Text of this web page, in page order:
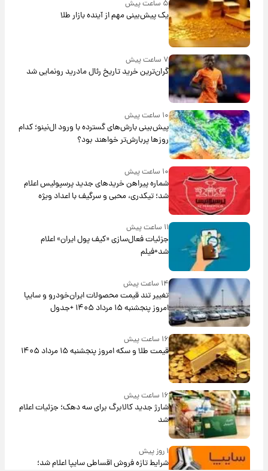
۵ ساعت پیش
یک پیش‌بینی مهم از آینده بازار طلا
۷ ساعت پیش
گران‌ترین خرید تاریخ رئال مادرید رونمایی شد
۱۰ ساعت پیش
پیش‌بینی بارش‌های گسترده با ورود ال‌نینو؛ کدام
روزها پربارش‌تر خواهند بود؟
۱۰ ساعت پیش
شماره پیراهن خریدهای جدید پرسپولیس اعلام
شد؛ تیکدری، محبی و سرگیف با اعداد ویژه
۱۱ ساعت پیش
جزئیات فعال‌سازی «کیف پول ایران» اعلام
شد+فیلم
۱۴ ساعت پیش
تغییر تند قیمت محصولات ایران‌خودرو و سایپا
امروز پنجشنبه ۱۵ مرداد ۱۴۰۵ +جدول
۱۶ ساعت پیش
قیمت طلا و سکه امروز پنجشنبه ۱۵ مرداد ۱۴۰۵
۱۶ ساعت پیش
شارژ جدید کالابرگ برای سه دهک؛ جزئیات اعلام
شد
۱ روز پیش
شرایط تازه فروش اقساطی سایپا اعلام شد؛